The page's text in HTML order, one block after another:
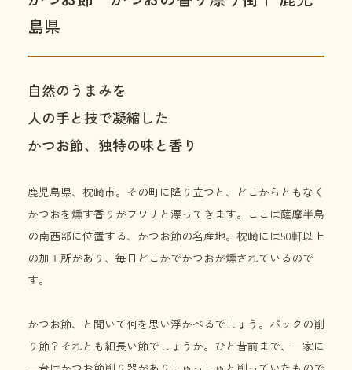
島県
自然のうまみを
人の手と技で凝縮した
かつお節、独特の味と香り
鹿児島県、枕崎市。その町に降り立つと、どこからともなく
かつおを燻す香りがフワリと漂ってきます。ここは薩摩半島
の南西部に位置する、かつお節の名産地。枕崎には50軒以上
の加工所があり、毎日どこかでかつおが燻されているので
す。
かつお節、と聞いて何を思い浮かべるでしょう。パックの削
り節？それとも細長い節でしょうか。ひと昔前まで、一家に